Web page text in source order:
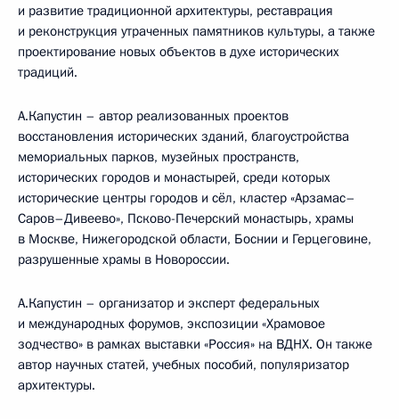
и развитие традиционной архитектуры, реставрация
и реконструкция утраченных памятников культуры, а также
проектирование новых объектов в духе исторических
традиций.
А.Капустин – автор реализованных проектов
восстановления исторических зданий, благоустройства
мемориальных парков, музейных пространств,
исторических городов и монастырей, среди которых
исторические центры городов и сёл, кластер «Арзамас–
Саров–Дивеево», Псково-Печерский монастырь, храмы
в Москве, Нижегородской области, Боснии и Герцеговине,
разрушенные храмы в Новороссии.
А.Капустин – организатор и эксперт федеральных
и международных форумов, экспозиции «Храмовое
зодчество» в рамках выставки «Россия» на ВДНХ. Он также
автор научных статей, учебных пособий, популяризатор
архитектуры.